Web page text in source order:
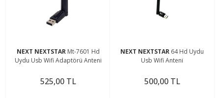
NEXT NEXTSTAR Mt-7601 Hd
Uydu Usb Wifi Adaptörü Anteni
525,00 TL
NEXT NEXTSTAR 64 Hd Uydu
Usb Wifi Anteni
500,00 TL